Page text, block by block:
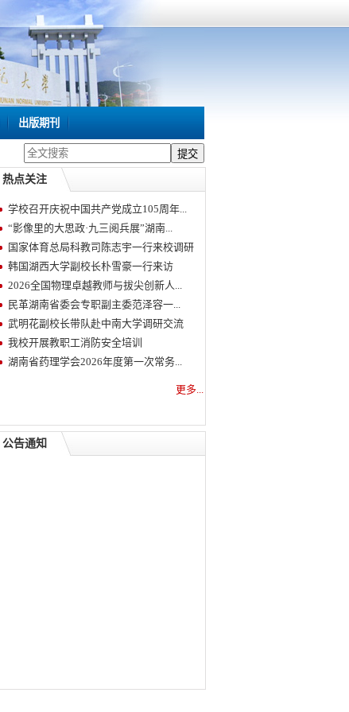
出版期刊
热点关注
学校召开庆祝中国共产党成立105周年...
“影像里的大思政·九三阅兵展”湖南...
国家体育总局科教司陈志宇一行来校调研
韩国湖西大学副校长朴雪豪一行来访
2026全国物理卓越教师与拔尖创新人...
民革湖南省委会专职副主委范泽容一...
武明花副校长带队赴中南大学调研交流
我校开展教职工消防安全培训
湖南省药理学会2026年度第一次常务...
更多...
公告通知